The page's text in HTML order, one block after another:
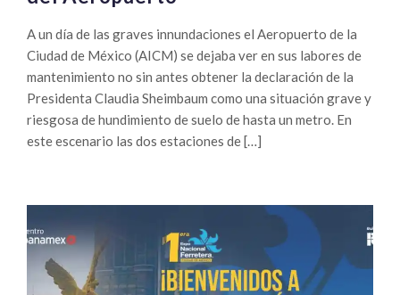
A un día de las graves innundaciones el Aeropuerto de la
Ciudad de México (AICM) se dejaba ver en sus labores de
mantenimiento no sin antes obtener la declaración de la
Presidenta Claudia Sheimbaum como una situación grave y
riesgosa de hundimiento de suelo de hasta un metro. En
este escenario las dos estaciones de […]